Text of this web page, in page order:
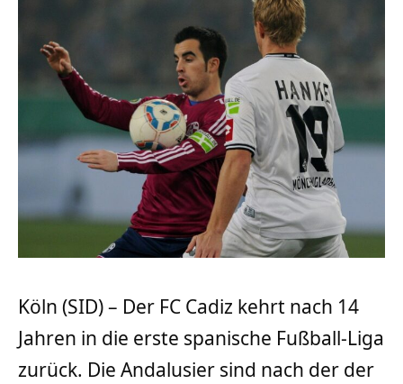
Köln (SID) – Der FC Cadiz kehrt nach 14
Jahren in die erste spanische Fußball-Liga
zurück. Die Andalusier sind nach der der